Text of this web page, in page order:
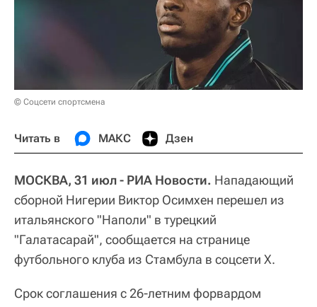
© Соцсети спортсмена
Читать в МАКС Дзен
МОСКВА, 31 июл - РИА Новости. Нападающий
сборной Нигерии Виктор Осимхен перешел из
итальянского "Наполи" в турецкий
"Галатасарай", сообщается на странице
футбольного клуба из Стамбула в соцсети Х.
Срок соглашения с 26-летним форвардом